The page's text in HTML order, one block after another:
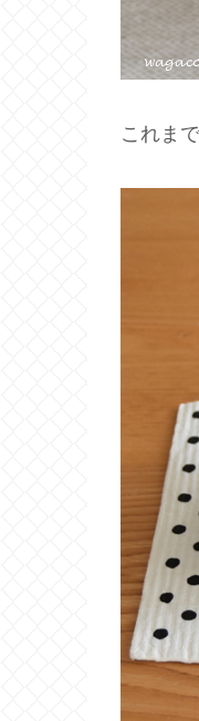
これま